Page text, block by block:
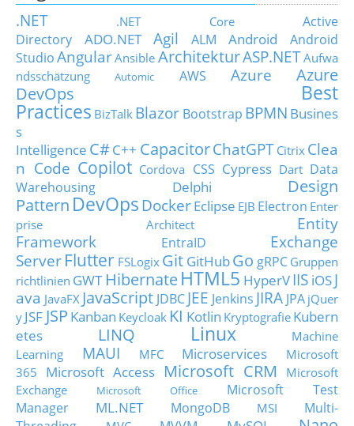
.NET .NET Core
Active
Directory
ADO.NET Agil ALM Android
Android
StudioAngularAnsible ArchitekturASP.NETAufwa
ndsschätzung
Automic AWS Azure
Azure
DevOps
Best
Practices BizTalk Blazor Bootstrap BPMN Busines
s
Intelligence C#C++ CapacitorChatGPT Citrix Clea
n Code Copilot Cordova CSS Cypress Dart Data
Warehousing
Delphi
Design
Pattern DevOps DockerEclipse EJB Electron Enter
prise Architect
Entity
Framework
EntraID
Exchange
Server Flutter FSLogix Git GitHubGo gRPC Gruppen
richtlinien GWT HibernateHTML5 HyperVIIS iOSJ
ava JavaFX JavaScript JDBC JEE Jenkins JIRA JPA jQuer
y JSF JSP Kanban Keycloak KI Kotlin Kryptografie Kubern
etes
LINQ Linux
Machine
Learning
MAUI MFC Microservices
Microsoft
365
Microsoft Access Microsoft CRM
Microsoft
Exchange
Microsoft Office
Microsoft Test
Manager
ML.NET MongoDB MSI
Multi-